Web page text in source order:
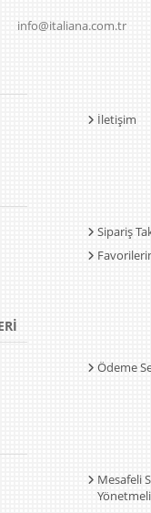
info@italiana.com.tr
İletişim
Sipariş
Ödeme
Mesafeli